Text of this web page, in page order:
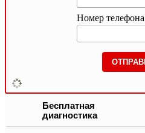
Номер телефона
Бесплатная
диагностика